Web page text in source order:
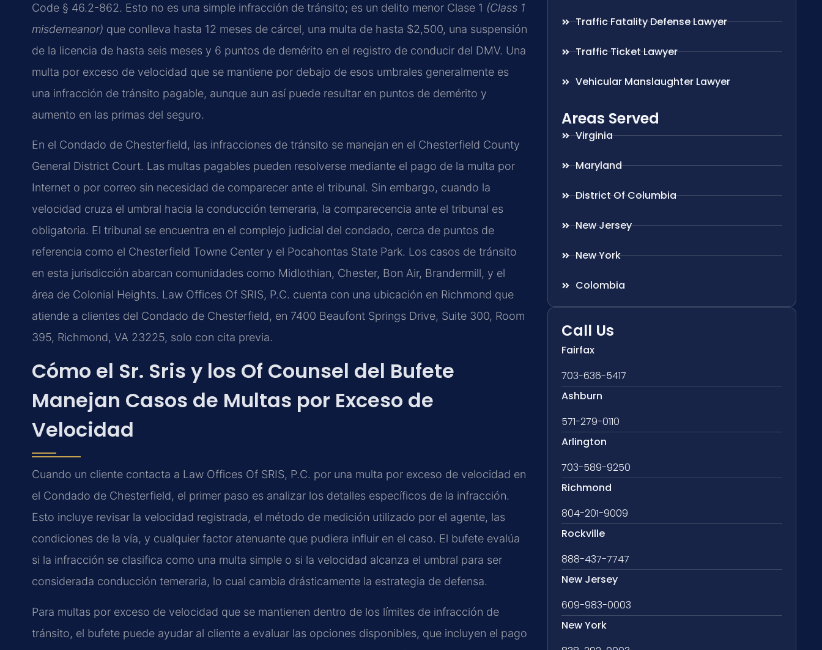
Code § 46.2-862. Esto no es una simple infracción de tránsito; es un delito menor Clase 1 (Class 1
misdemeanor) que conlleva hasta 12 meses de cárcel, una multa de hasta $2,500, una suspensión
de la licencia de hasta seis meses y 6 puntos de demérito en el registro de conducir del DMV. Una
multa por exceso de velocidad que se mantiene por debajo de esos umbrales generalmente es
una infracción de tránsito pagable, aunque aun así puede resultar en puntos de demérito y
aumento en las primas del seguro.
En el Condado de Chesterfield, las infracciones de tránsito se manejan en el Chesterfield County
General District Court. Las multas pagables pueden resolverse mediante el pago de la multa por
Internet o por correo sin necesidad de comparecer ante el tribunal. Sin embargo, cuando la
velocidad cruza el umbral hacia la conducción temeraria, la comparecencia ante el tribunal es
obligatoria. El tribunal se encuentra en el complejo judicial del condado, cerca de puntos de
referencia como el Chesterfield Towne Center y el Pocahontas State Park. Los casos de tránsito
en esta jurisdicción abarcan comunidades como Midlothian, Chester, Bon Air, Brandermill, y el
área de Colonial Heights. Law Offices Of SRIS, P.C. cuenta con una ubicación en Richmond que
atiende a clientes del Condado de Chesterfield, en 7400 Beaufont Springs Drive, Suite 300, Room
395, Richmond, VA 23225, solo con cita previa.
Cómo el Sr. Sris y los Of Counsel del Bufete
Manejan Casos de Multas por Exceso de
Velocidad
Cuando un cliente contacta a Law Offices Of SRIS, P.C. por una multa por exceso de velocidad en
el Condado de Chesterfield, el primer paso es analizar los detalles específicos de la infracción.
Esto incluye revisar la velocidad registrada, el método de medición utilizado por el agente, las
condiciones de la vía, y cualquier factor atenuante que pudiera influir en el caso. El bufete evalúa
si la infracción se clasifica como una multa simple o si la velocidad alcanza el umbral para ser
considerada conducción temeraria, lo cual cambia drásticamente la estrategia de defensa.
Para multas por exceso de velocidad que se mantienen dentro de los límites de infracción de
tránsito, el bufete puede ayudar al cliente a evaluar las opciones disponibles, que incluyen el pago
Traffic Fatality Defense Lawyer
Traffic Ticket Lawyer
Vehicular Manslaughter Lawyer
Areas Served
Virginia
Maryland
District Of Columbia
New Jersey
New York
Colombia
Call Us
Fairfax
703-636-5417
Ashburn
571-279-0110
Arlington
703-589-9250
Richmond
804-201-9009
Rockville
888-437-7747
New Jersey
609-983-0003
New York